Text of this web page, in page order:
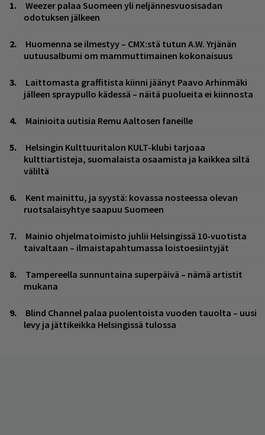
Weezer palaa Suomeen yli neljännesvuosisadan
odotuksen jälkeen
Huomenna se ilmestyy – CMX:stä tutun A.W. Yrjänän
uutuusalbumi om mammuttimainen kokonaisuus
Laittomasta graffitista kiinni jäänyt Paavo Arhinmäki
jälleen spraypullo kädessä – näitä puolueita ei kiinnosta
Mainioita uutisia Remu Aaltosen faneille
Helsingin Kulttuuritalon KULT-klubi tarjoaa
kulttiartisteja, suomalaista osaamista ja kaikkea siltä
väliltä
Kent mainittu, ja syystä: kovassa nosteessa olevan
ruotsalaisyhtye saapuu Suomeen
Mainio ohjelmatoimisto juhlii Helsingissä 10-vuotista
taivaltaan – ilmaistapahtumassa loistoesiintyjät
Tampereella sunnuntaina superpäivä – nämä artistit
mukana
Blind Channel palaa puolentoista vuoden tauolta – uusi
levy ja jättikeikka Helsingissä tulossa